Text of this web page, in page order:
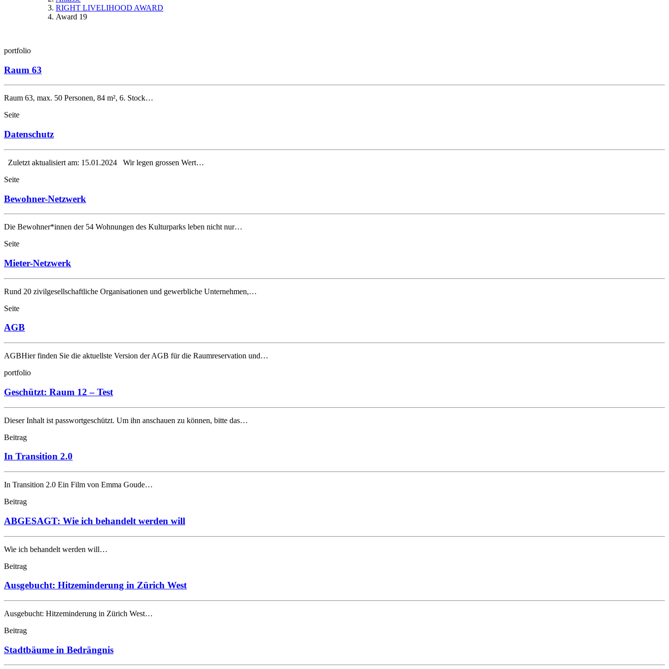
RIGHT LIVELIHOOD AWARD
Award 19
portfolio
Raum 63
Raum 63, max. 50 Personen, 84 m², 6. Stock…
Seite
Datenschutz
Zuletzt aktualisiert am: 15.01.2024 Wir legen grossen Wert…
Seite
Bewohner-Netzwerk
Die Bewohner*innen der 54 Wohnungen des Kulturparks leben nicht nur…
Seite
Mieter-Netzwerk
Rund 20 zivilgesellschaftliche Organisationen und gewerbliche Unternehmen,…
Seite
AGB
AGBHier finden Sie die aktuellste Version der AGB für die Raumreservation und…
portfolio
Geschützt: Raum 12 – Test
Dieser Inhalt ist passwortgeschützt. Um ihn anschauen zu können, bitte das…
Beitrag
In Transition 2.0
In Transition 2.0 Ein Film von Emma Goude…
Beitrag
ABGESAGT: Wie ich behandelt werden will
Wie ich behandelt werden will…
Beitrag
Ausgebucht: Hitzeminderung in Zürich West
Ausgebucht: Hitzeminderung in Zürich West…
Beitrag
Stadtbäume in Bedrängnis